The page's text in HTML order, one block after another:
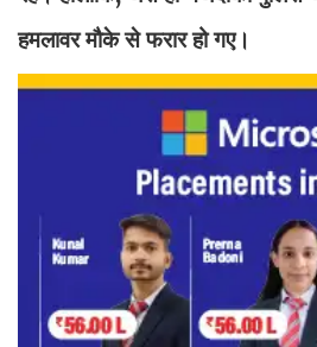
हमलावर मौके से फरार हो गए।